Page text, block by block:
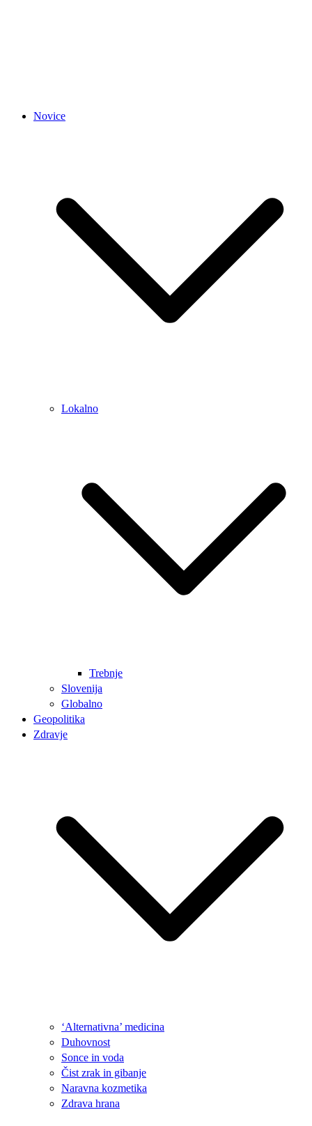
Novice
Lokalno
Trebnje
Slovenija
Globalno
Geopolitika
Zdravje
‘Alternativna’ medicina
Duhovnost
Sonce in voda
Čist zrak in gibanje
Naravna kozmetika
Zdrava hrana